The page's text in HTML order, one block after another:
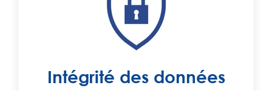
Intégrité des données